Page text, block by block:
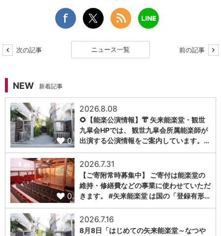
次の記事 ニュース一覧 前の記事
NEW 新着記事
0
2026.8.08
🌻【能楽公演情報】👘 矢来能楽堂・観世
九皐会HPでは、 観世九皐会所属能楽師が
出演する公演情報をご案内しています。…
0
2026.7.31
【ご寄附常時募集中】 ご寄付は能楽堂の
維持・修繕費などの事業に使わせていただ
きます。 #矢来能楽堂 は国の「登録有形…
2026.7.16
8月8日「はじめての矢来能楽堂～なつや